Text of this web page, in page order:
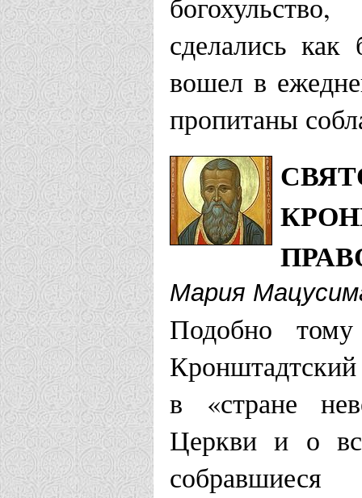
Москва
Храм
в
Храм св.
Домовый
Иоанна
Московская
Храм
Храм
сделались
вошел в
пропитаны
Мария
Подобно
в «стране
Церкви и о